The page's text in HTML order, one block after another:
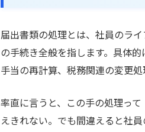
届出書類の処理とは、社員のラ
の手続き全般を指します。具体
手当の再計算、税務関連の変更処
率直に言うと、この手の処理っ
えきれない。でも間違えると社